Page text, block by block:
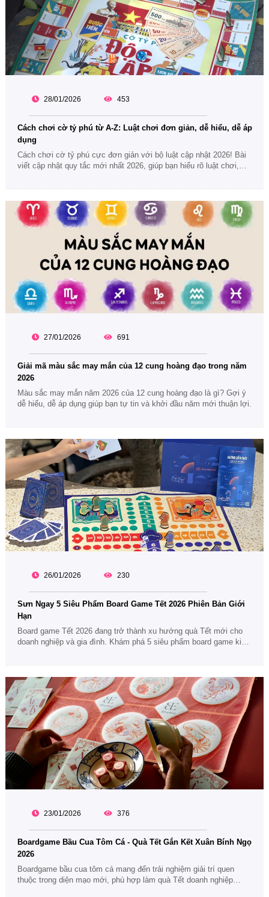
28/01/2026 453
Cách chơi cờ tỷ phú từ A-Z: Luật chơi đơn giản, dễ hiểu, dễ áp
dụng
Cách chơi cờ tỷ phú cực đơn giản với bộ luật cập nhật 2026! Bài
viết cập nhật quy tắc mới nhất 2026, giúp bạn hiểu rõ luật chơi,
27/01/2026 691
Giải mã màu sắc may mắn của 12 cung hoàng đạo trong năm
2026
Màu sắc may mắn năm 2026 của 12 cung hoàng đạo là gì? Gợi ý
dễ hiểu, dễ áp dụng giúp bạn tự tin và khởi đầu năm mới thuận lợi.
26/01/2026 230
Sưn Ngay 5 Siêu Phẩm Board Game Tết 2026 Phiên Bản Giới
Hạn
Board game Tết 2026 đang trở thành xu hướng quà Tết mới cho
doanh nghiệp và gia đình. Khám phá 5 siêu phẩm board game kinh
23/01/2026 376
Boardgame Bầu Cua Tôm Cá - Quà Tết Gắn Kết Xuân Bính Ngọ
2026
Boardgame bầu cua tôm cá mang đến trải nghiệm giải trí quen
thuộc trong diện mạo mới, phù hợp làm quà Tết doanh nghiệp